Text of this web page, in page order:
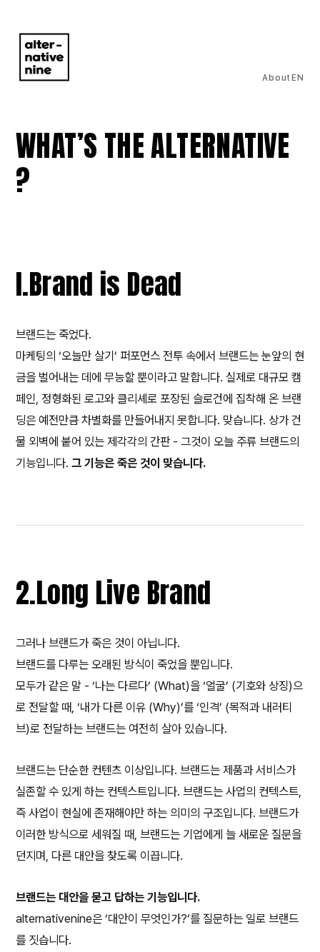
About EN
WHAT’S THE ALTERNATIVE
?
I.Brand is Dead
브랜드는 죽었다.
마케팅의 ‘오늘만 살기’ 퍼포먼스 전투 속에서 브랜드는 눈앞의 현
금을 벌어내는 데에 무능할 뿐이라고 말합니다. 실제로 대규모 캠
페인, 정형화된 로고와 클리셰로 포장된 슬로건에 집착해 온 브랜
딩은 예전만큼 차별화를 만들어내지 못합니다. 맞습니다. 상가 건
물 외벽에 붙어 있는 제각각의 간판 - 그것이 오늘 주류 브랜드의
기능입니다. 그 기능은 죽은 것이 맞습니다.
2.Long Live Brand
그러나 브랜드가 죽은 것이 아닙니다.
브랜드를 다루는 오래된 방식이 죽었을 뿐입니다.
모두가 같은 말 - ‘나는 다르다’ (What)을 ‘얼굴’ (기호와 상징)으
로 전달할 때, ‘내가 다른 이유 (Why)’를 ‘인격’ (목적과 내러티
브)로 전달하는 브랜드는 여전히 살아 있습니다.
브랜드는 단순한 컨텐츠 이상입니다. 브랜드는 제품과 서비스가
실존할 수 있게 하는 컨텍스트입니다. 브랜드는 사업의 컨텍스트,
즉 사업이 현실에 존재해야만 하는 의미의 구조입니다. 브랜드가
이러한 방식으로 세워질 때, 브랜드는 기업에게 늘 새로운 질문을
던지며, 다른 대안을 찾도록 이끕니다.
브랜드는 대안을 묻고 답하는 기능입니다.
alternativenine은 ‘대안이 무엇인가?’를 질문하는 일로 브랜드
를 짓습니다.